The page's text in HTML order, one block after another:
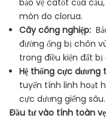
bảo vệ catốt của
mòn do clorua.
Cây công nghiệp:
đường ống bị chôn
trong điều kiện đất
Hệ thống cực dương
tuyến tính linh hoạt
cực dương giếng sâu.
Đầu tư vào tính toàn